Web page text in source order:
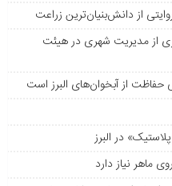
از دانش‌بنیان‌ترین زراعت
از مدیریت شهری در هیئت
حفاظت از آبخوان‌های البرز است
در البرز
ماهر نیاز دارد